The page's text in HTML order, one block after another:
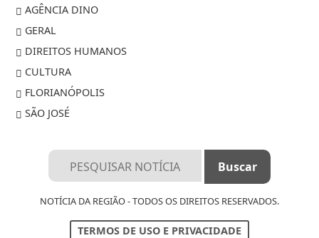
AGÊNCIA DINO
GERAL
DIREITOS HUMANOS
CULTURA
FLORIANÓPOLIS
SÃO JOSÉ
NOTÍCIA DA REGIÃO - TODOS OS DIREITOS RESERVADOS.
TERMOS DE USO E PRIVACIDADE